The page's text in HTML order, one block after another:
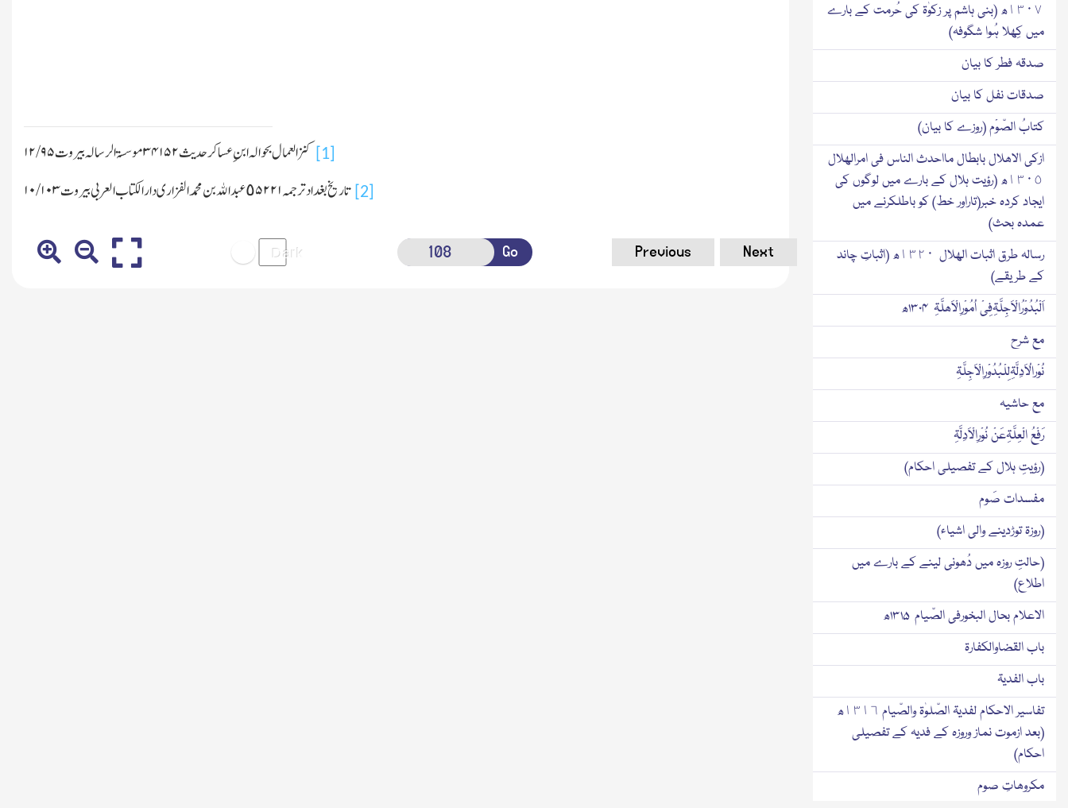
[1] کنز العمال بحوالہ ابنِ عساکر حدیث۳۴۱۵۲ موسسۃ الرسالہ بیروت ۱۲/۹۵
[2] تاریخ بغداد ترجمہ۵۲۲۱ ٥ عبداﷲبن محمدالفزاری دارالکتاب العربی بیروت ۱۰/۱۰۳
Go Previous Next
١٣٠٧ھ (بنی ہاشم پر زکوٰۃ کی حُرمت کے بارے
میں کِھلا ہُوا شگوفہ)
صدقہ فطر کا بیان
صدقات نفل کا بیان
کتابُ الصّوْم (روزے کا بیان)
ازکی الاھلال بابطال مااحدث الناس فی امرالھلال
١٣٠٥ھ (رؤیت ہلال کے بارے میں لوگوں کی
ایجاد کردہ خبر(تاراور خط) کو باطلکرنے میں
عمدہ بحث)
رسالہ طرق اثبات الھلال ١٣٢٠ھ (اثباتِ چاند
کے طریقے)
اَلْبُدُوْرُالْاَجِلَّۃِفِیْ اُمُوْرِالْاَھلَّۃِ ۱۳۰۴ھ
مع شرح
نُوْرالُاَدِلَّۃِلِلْبُدُوْرِالْاَجِلَّۃِ
مع حاشیہ
رَفْعُ الْعِلَّۃِعَنْ نُوْرِالْاَدِلَّۃِ
(رؤیتِ ہلال کے تفصیلی احکام)
مفسدات صَوم
(روزۃ توڑدینے والی اشیاء)
(حالتِ روزہ میں دُھونی لینے کے بارے میں
اطلاع)
الاعلام بحال البخورفی الصّیام ۱۳۱۵ھ
باب القضاوالکفارۃ
باب الفدیۃ
تفاسیر الاحکام لفدیۃ الصّلوٰۃ والصّیام ١٣١٦ھ
(بعد ازموت نماز وروزہ کے فدیہ کے تفصیلی
احکام)
مکروھاتِ صوم